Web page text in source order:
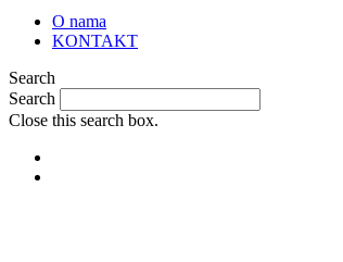
O nama
KONTAKT
Search
Search
Close this search box.